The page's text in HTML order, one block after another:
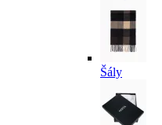
Šály